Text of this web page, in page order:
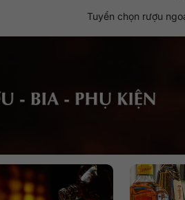
Tuyển chọn rượu